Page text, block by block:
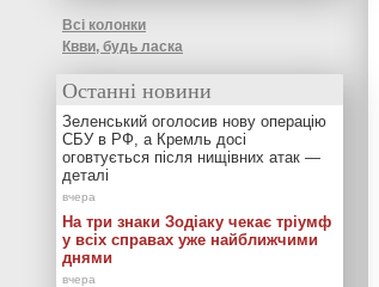
Всі колонки
Квви, будь ласка
Останні новини
Зеленський оголосив нову операцію
СБУ в РФ, а Кремль досі
оговтується після нищівних атак —
деталі
На три знаки Зодіаку чекає тріумф
у всіх справах уже найближчими
днями